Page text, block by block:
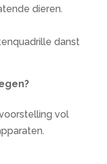
dieren.
danst
vol